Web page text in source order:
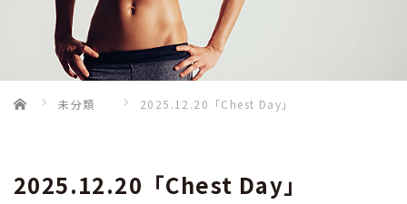
Home 未分類 2025.12.20「Chest Day」
2025.12.20「Chest Day」